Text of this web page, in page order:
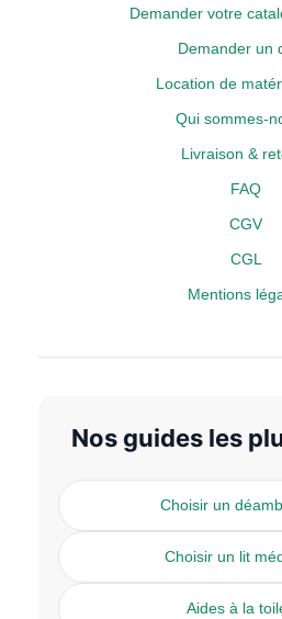
Demander votre
Demander un
Location de
Qui sommes-
Livraison &
FAQ
CGV
CGL
Mentions
Nos guides les
Choisir un
Choisir un lit
Aides à la